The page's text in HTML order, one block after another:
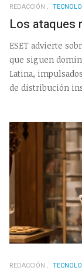
REDACCIÓN
Los ataques
ESET advierte
que siguen
Latina,
de distribución
REDACCIÓN